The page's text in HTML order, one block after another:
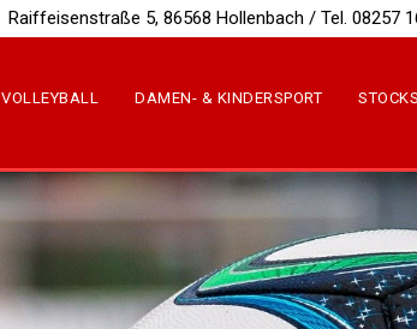
Raiffeisenstraße 5, 86568 Hollenbach / Tel. 08257
VOLLEYBALL DAMEN- & KINDERSPORT